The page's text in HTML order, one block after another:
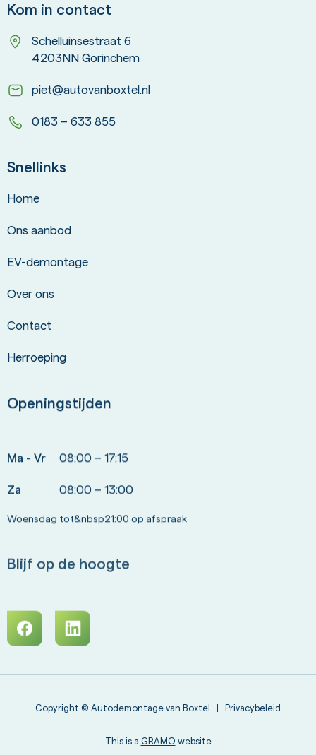
Kom in contact
Schelluinsestraat 6
4203NN Gorinchem
piet@autovanboxtel.nl
0183 – 633 855
Snellinks
Home
Ons aanbod
EV-demontage
Over ons
Contact
Herroeping
Openingstijden
Ma - Vr 08:00 – 17:15
Za 08:00 – 13:00
Woensdag tot&nbsp21:00 op afspraak
Blijf op de hoogte
Copyright © Autodemontage van Boxtel | Privacybeleid
This is a GRAMO website